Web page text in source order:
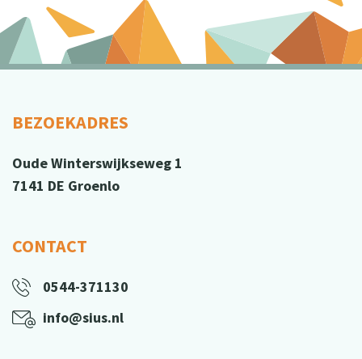
BEZOEKADRES
Oude Winterswijkseweg 1
7141 DE Groenlo
CONTACT
0544-371130
info@sius.nl